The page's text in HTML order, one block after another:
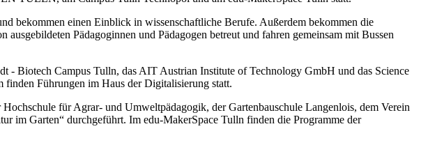
bekommen einen Einblick in wissenschaftliche Berufe. Außerdem bekommen die
Pädagoginnen und Pädagogen betreut und fahren gemeinsam mit Bussen
Biotech Campus Tulln, das AIT Austrian Institute of Technology GmbH und das Science
finden Führungen im Haus der Digitalisierung statt.
für Agrar- und Umweltpädagogik, der Gartenbauschule Langenlois, dem Verein
im Garten“ durchgeführt. Im edu-MakerSpace Tulln finden die Programme der